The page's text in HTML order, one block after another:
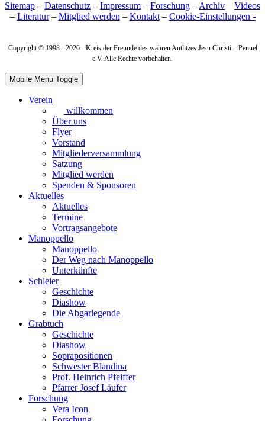
Sitemap – Datenschutz – Impressum – Forschung –Archiv – Videos
– Literatur– Mitglied werden– Kontakt– Cookie‑Einstellungen -
Copyright © 1998 - 2026 - Kreis der Freunde des wahren Antlitzes Jesu Christi – Penuel
e.V. Alle Rechte vorbehalten.
Mobile Menu Toggle
Verein
willkommen
Über uns
Flyer
Vorstand
Mitgliederversammlung
Satzung
Mitglied werden
Spenden & Sponsoren
Aktuelles
Aktuelles
Termine
Vortragsangebote
Manoppello
Manoppello
Der Weg nach Manoppello
Unterkünfte
Schleier
Geschichte
Diashow
Die Abgarlegende
Grabtuch
Geschichte
Diashow
Soprapositionen
Schwester Blandina
Prof. Heinrich Pfeiffer
Pfarrer Josef Läufer
Forschung
Vera Icon